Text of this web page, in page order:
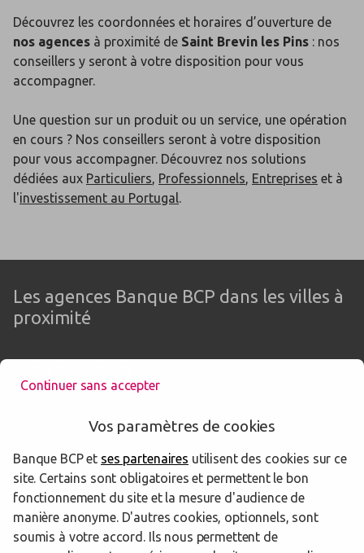
Découvrez les coordonnées et horaires d’ouverture de
nos agences à proximité de Saint Brevin les Pins : nos
conseillers y seront à votre disposition pour vous
accompagner.
Une question sur un produit ou un service, une opération
en cours ? Nos conseillers seront à votre disposition
pour vous accompagner. Découvrez nos solutions
dédiées aux Particuliers, Professionnels, Entreprises et à
l'investissement au Portugal.
Les agences Banque BCP dans les villes à
proximité
Pornic
La Baule-Escoublac
Guérande
Continuer sans accepter
Vos paramètres de cookies
Banque BCP et ses partenaires utilisent des cookies sur ce
site. Certains sont obligatoires et permettent le bon
fonctionnement du site et la mesure d'audience de
manière anonyme. D'autres cookies, optionnels, sont
soumis à votre accord. Ils nous permettent de